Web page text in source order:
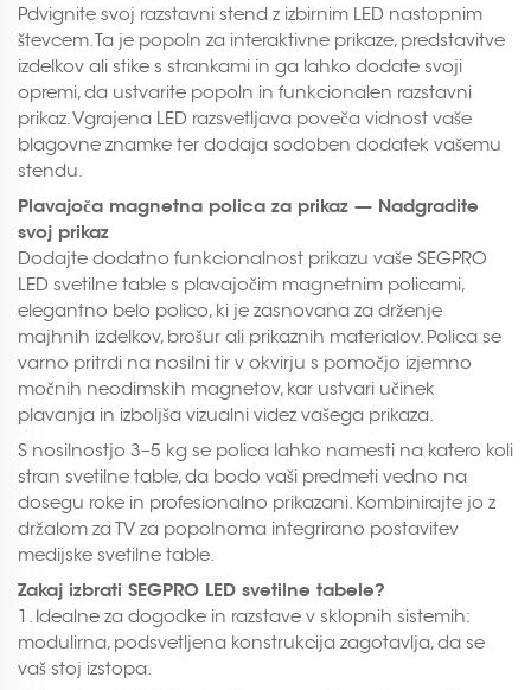
Pdvignite svoj razstavni stend z izbirnim LED nastopnim
števcem. Ta je popoln za interaktivne prikaze, predstavitve
izdelkov ali stike s strankami in ga lahko dodate svoji
opremi, da ustvarite popoln in funkcionalen razstavni
prikaz. Vgrajena LED razsvetljava poveča vidnost vaše
blagovne znamke ter dodaja sodoben dodatek vašemu
stendu.
Plavajoča magnetna polica za prikaz — Nadgradite
svoj prikaz
Dodajte dodatno funkcionalnost prikazu vaše SEGPRO
LED svetilne table s plavajočim magnetnim policami,
elegantno belo polico, ki je zasnovana za drženje
majhnih izdelkov, brošur ali prikaznih materialov. Polica se
varno pritrdi na nosilni tir v okvirju s pomočjo izjemno
močnih neodimskih magnetov, kar ustvari učinek
plavanja in izboljša vizualni videz vašega prikaza.
S nosilnostjo 3–5 kg se polica lahko namesti na katero koli
stran svetilne table, da bodo vaši predmeti vedno na
dosegu roke in profesionalno prikazani. Kombinirajte jo z
držalom za TV za popolnoma integrirano postavitev
medijske svetilne table.
Zakaj izbrati SEGPRO LED svetilne tabele?
1. Idealne za dogodke in razstave v sklopnih sistemih:
modulirna, podsvetljena konstrukcija zagotavlja, da se
vaš stoj izstopa.